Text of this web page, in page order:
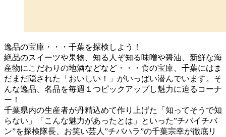
逸品の宝庫・・・千葉を探検しよう！
絶品のスイーツや果物、知る人ぞ知る味噌や醤油、新鮮な海
産物にこだわりの地酒などなど・・・食の宝庫、千葉にはま
だまだ隠された「おいしい！」がいっぱい潜んでいます。そ
んな逸品、名品を毎週１つピックアップし魅力に迫るコーナ
ー！
千葉県内の生産者が丹精込めて作り上げた「知ってそうで知
らない」「こんな魅力があったとは」といった”チバイチバ
ン”を探検隊長、お笑い芸人”チバハラ”の千葉宗幸が徹底リ